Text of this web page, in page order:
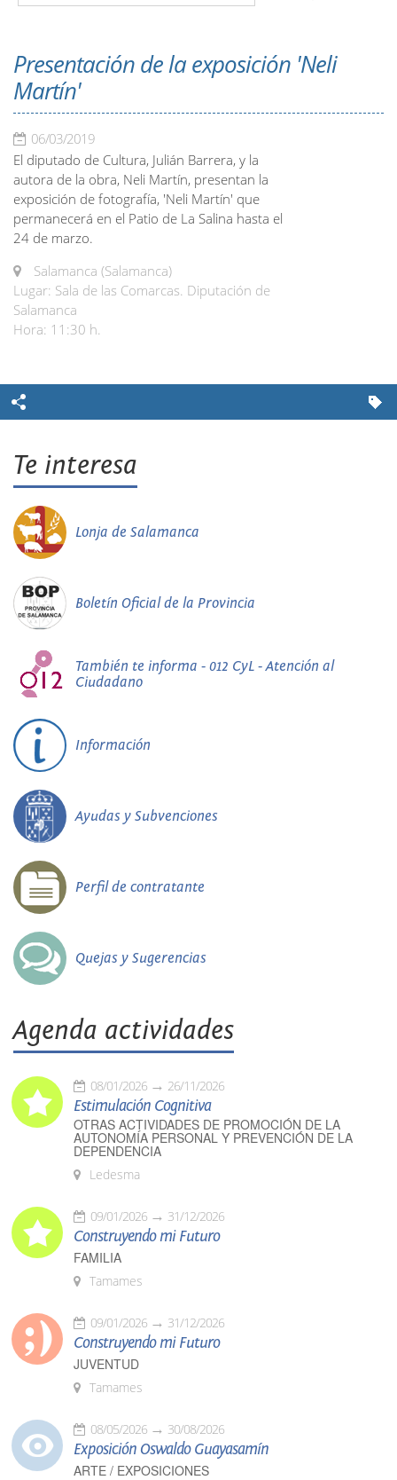
Presentación de la exposición 'Neli
Martín'
06/03/2019
El diputado de Cultura, Julián Barrera, y la
autora de la obra, Neli Martín, presentan la
exposición de fotografía, 'Neli Martín' que
permanecerá en el Patio de La Salina hasta el
24 de marzo.
Salamanca (Salamanca)
Lugar: Sala de las Comarcas. Diputación de
Salamanca
Hora: 11:30 h.
Te interesa
Lonja de Salamanca
Boletín Oficial de la Provincia
También te informa - 012 CyL - Atención al
Ciudadano
Información
Ayudas y Subvenciones
Perfil de contratante
Quejas y Sugerencias
Agenda actividades
08/01/2026 26/11/2026
Estimulación Cognitiva
OTRAS ACTIVIDADES DE PROMOCIÓN DE LA
AUTONOMÍA PERSONAL Y PREVENCIÓN DE LA
DEPENDENCIA
Ledesma
09/01/2026 31/12/2026
Construyendo mi Futuro
FAMILIA
Tamames
09/01/2026 31/12/2026
Construyendo mi Futuro
JUVENTUD
Tamames
08/05/2026 30/08/2026
Exposición Oswaldo Guayasamín
ARTE / EXPOSICIONES